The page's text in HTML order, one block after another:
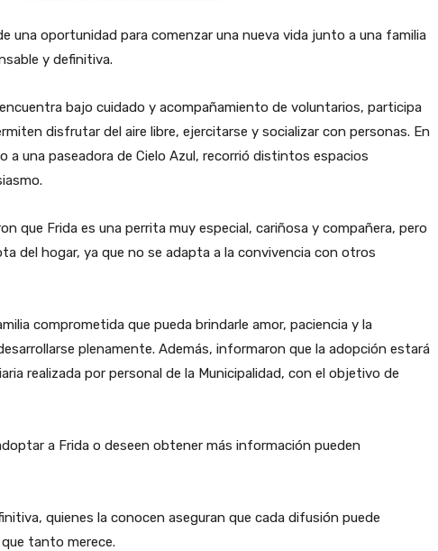
una oportunidad para comenzar una nueva vida junto a una familia
y definitiva.
bajo cuidado y acompañamiento de voluntarios, participa
disfrutar del aire libre, ejercitarse y socializar con personas. En
a una paseadora de Cielo Azul, recorrió distintos espacios
que Frida es una perrita muy especial, cariñosa y compañera, pero
del hogar, ya que no se adapta a la convivencia con otros
comprometida que pueda brindarle amor, paciencia y la
plenamente. Además, informaron que la adopción estará
realizada por personal de la Municipalidad, con el objetivo de
a Frida o deseen obtener más información pueden
quienes la conocen aseguran que cada difusión puede
tanto merece.